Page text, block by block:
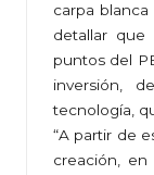
carpa blanca
detallar que
puntos del
inversión,
tecnología,
“A partir de
creación,